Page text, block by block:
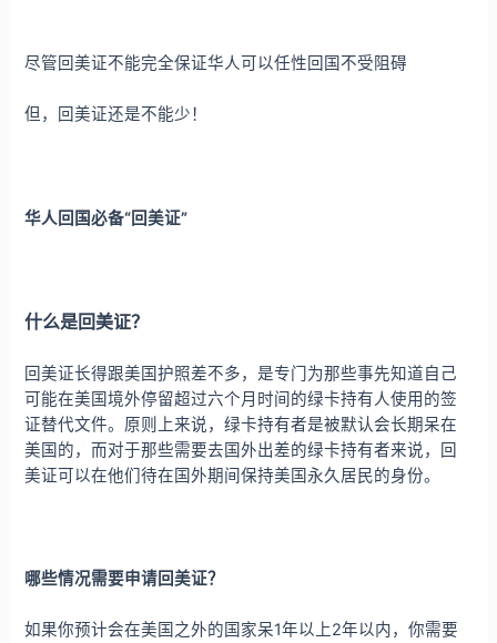
尽管回美证不能完全保证华人可以任性回国不受阻碍
但，回美证还是不能少！
华人回国必备“回美证”
什么是回美证？
回美证长得跟美国护照差不多，是专门为那些事先知道自己
可能在美国境外停留超过六个月时间的绿卡持有人使用的签
证替代文件。原则上来说，绿卡持有者是被默认会长期呆在
美国的，而对于那些需要去国外出差的绿卡持有者来说，回
美证可以在他们待在国外期间保持美国永久居民的身份。
哪些情况需要申请回美证？
如果你预计会在美国之外的国家呆1年以上2年以内，你需要